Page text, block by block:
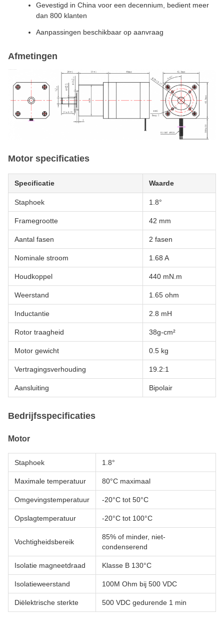
Gevestigd in China voor een decennium, bedient meer
dan 800 klanten
Aanpassingen beschikbaar op aanvraag
Afmetingen
Motor specificaties
Specificatie Waarde
Staphoek 1.8°
Framegrootte 42 mm
Aantal fasen 2 fasen
Nominale stroom 1.68 A
Houdkoppel 440 mN.m
Weerstand 1.65 ohm
Inductantie 2.8 mH
Rotor traagheid 38g-cm²
Motor gewicht 0.5 kg
Vertragingsverhouding 19.2:1
Aansluiting Bipolair
Bedrijfsspecificaties
Motor
Staphoek 1.8°
Maximale temperatuur 80°C maximaal
Omgevingstemperatuur -20°C tot 50°C
Opslagtemperatuur -20°C tot 100°C
Vochtigheidsbereik
85% of minder, niet-
condenserend
Isolatie magneetdraad Klasse B 130°C
Isolatieweerstand 100M Ohm bij 500 VDC
Diëlektrische sterkte 500 VDC gedurende 1 min